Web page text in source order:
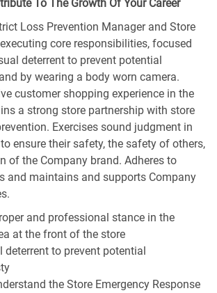
To The Growth Of Your Career
Loss Prevention Manager and Store
core responsibilities, focused
deterrent to prevent potential
by wearing a body worn camera.
customer shopping experience in the
a strong store partnership with store
Exercises sound judgment in
ensure their safety, the safety of others,
of the Company brand. Adheres to
and maintains and supports Company
and professional stance in the
at the front of the store
deterrent to prevent potential
the Store Emergency Response